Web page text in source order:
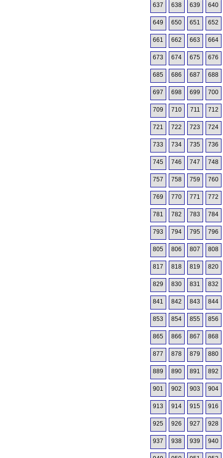
637 638 639 640
649 650 651 652
661 662 663 664
673 674 675 676
685 686 687 688
697 698 699 700
709 710 711 712
721 722 723 724
733 734 735 736
745 746 747 748
757 758 759 760
769 770 771 772
781 782 783 784
793 794 795 796
805 806 807 808
817 818 819 820
829 830 831 832
841 842 843 844
853 854 855 856
865 866 867 868
877 878 879 880
889 890 891 892
901 902 903 904
913 914 915 916
925 926 927 928
937 938 939 940